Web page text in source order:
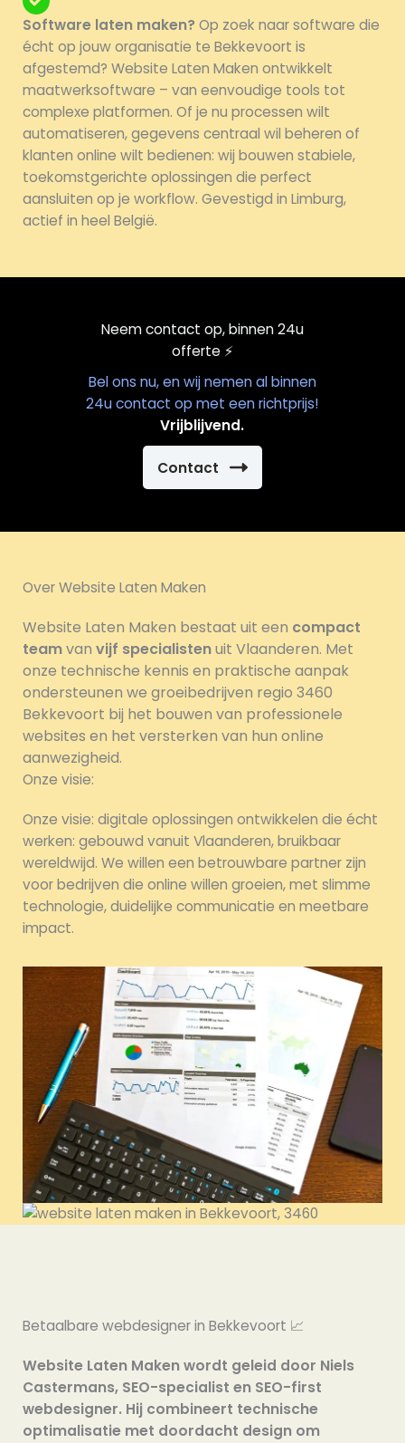
Software laten maken? Op zoek naar software die
écht op jouw organisatie te Bekkevoort is
afgestemd? Website Laten Maken ontwikkelt
maatwerksoftware – van eenvoudige tools tot
complexe platformen. Of je nu processen wilt
automatiseren, gegevens centraal wil beheren of
klanten online wilt bedienen: wij bouwen stabiele,
toekomstgerichte oplossingen die perfect
aansluiten op je workflow. Gevestigd in Limburg,
actief in heel België.
Neem contact op, binnen 24u
offerte⚡️
Bel ons nu, en wij nemen al binnen
24u contact op met een richtprijs!
Vrijblijvend.
Contact
Over Website Laten Maken
Website Laten Maken bestaat uit een compact
teamvan vijf specialistenuit Vlaanderen. Met
onze technische kennis en praktische aanpak
ondersteunen we groeibedrijven regio 3460
Bekkevoort bij het bouwen van professionele
websites en het versterken van hun online
aanwezigheid.
Onze visie:
Onze visie: digitale oplossingen ontwikkelen die écht
werken: gebouwd vanuit Vlaanderen, bruikbaar
wereldwijd. We willen een betrouwbare partner zijn
voor bedrijven die online willen groeien, met slimme
technologie, duidelijke communicatie en meetbare
impact.
Betaalbare webdesigner in Bekkevoort 📈
Website Laten Maken wordt geleid door Niels
Castermans, SEO-specialist en SEO-first
webdesigner. Hij combineert technische
optimalisatie met doordacht design om